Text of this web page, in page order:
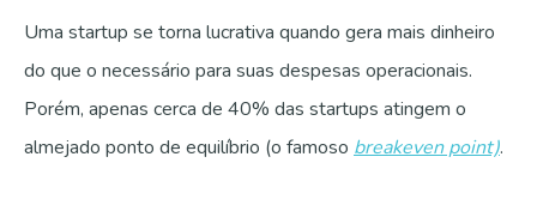
Uma startup se torna lucrativa quando gera mais dinheiro
do que o necessário para suas despesas operacionais.
Porém, apenas cerca de 40% das startups atingem o
almejado ponto de equilíbrio (o famoso breakeven point).